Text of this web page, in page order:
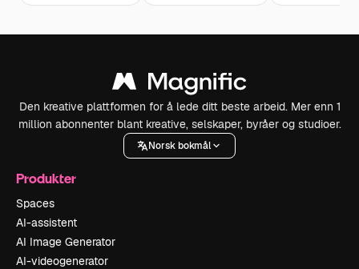
Den kreative plattformen for å lede ditt beste arbeid. Mer enn 1
million abonnenter blant kreative, selskaper, byråer og studioer.
Norsk bokmål
Produkter
Spaces
AI-assistent
AI Image Generator
AI-videogenerator